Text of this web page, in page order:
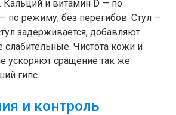
Кальций и витамин D — по
по режиму, без перегибов. Стул —
задерживается, добавляют
слабительные. Чистота кожи и
ускоряют сращение так же
гипс.
и контроль